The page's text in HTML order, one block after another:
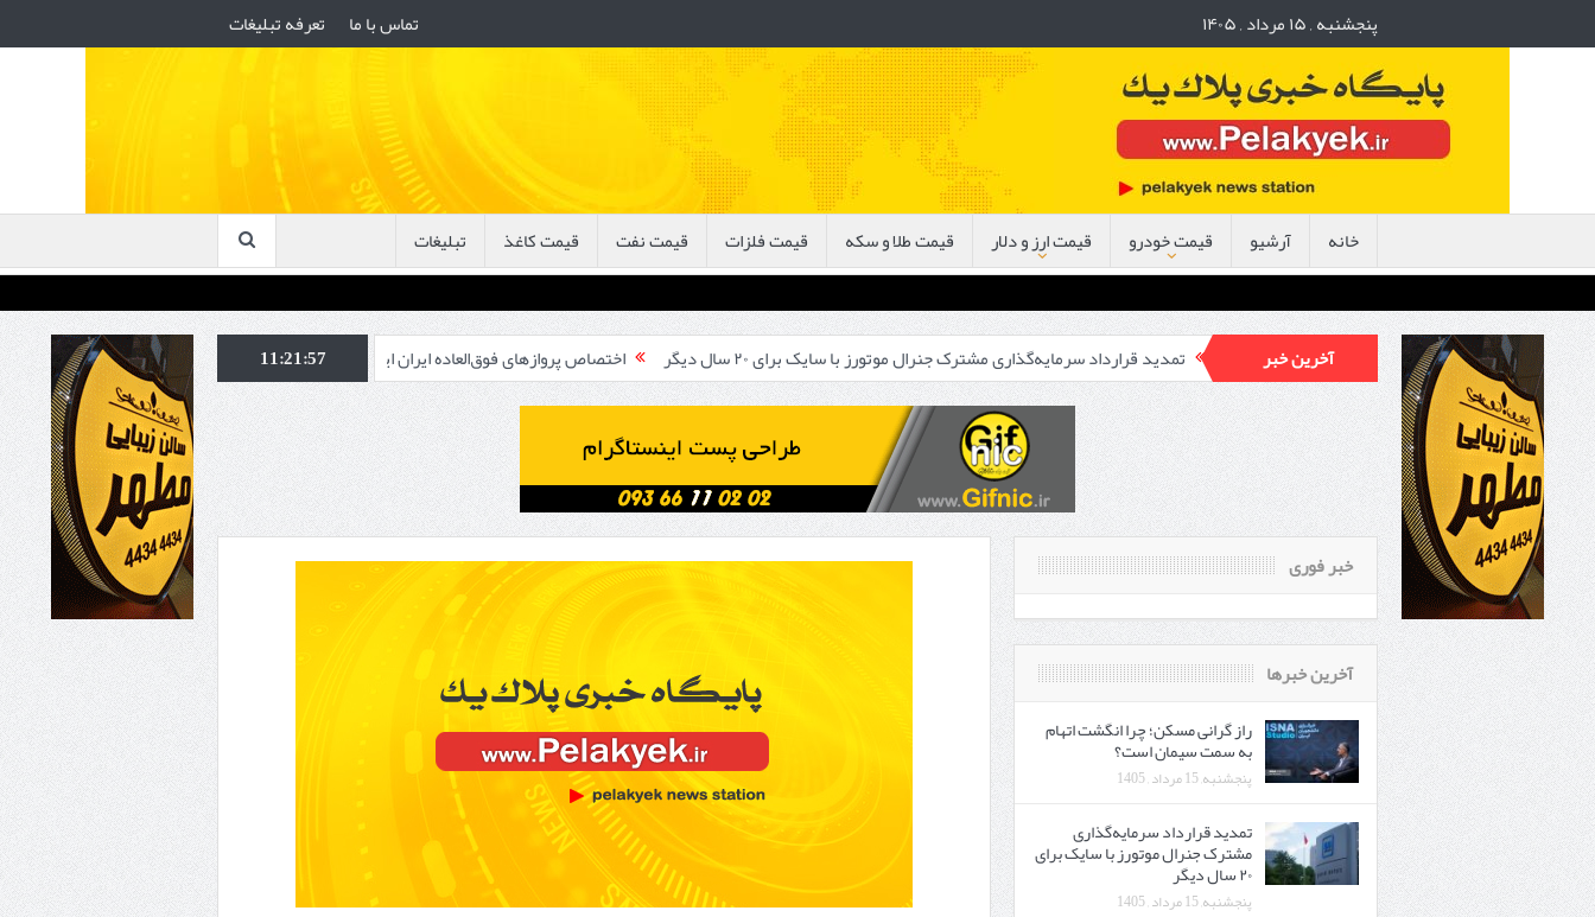
پنجشنبه , ۱۵ مرداد , ۱۴۰۵ تماس با ما تعرفه تبلیغات
خانه آرشیو قیمت خودرو قیمت ارز و دلار قیمت طلا و سکه قیمت فلزات قیمت نفت قیمت کاغذ تبلیغات
آخرین خبرچرا انگشت اتهام به سمت سیمان است؟ تمدید قرارداد سرمایه‌گذاری مشترک جنرال موتورز با سایک برای ۲۰ سال دیگر اختصاص پروازهای فوق‌العاده ایران ایر برای بازگشت زائران اربعین بدقولی لوسید برای عرضه خودروهای 11:21:58
خبر فوری
آخرین خبرها
راز گرانی مسکن؛ چرا انگشت اتهام
به سمت سیمان است؟
پنجشنبه, 15 مرداد , 1405
تمدید قرارداد سرمایه‌گذاری
مشترک جنرال موتورز با سایک برای
۲۰ سال دیگر
پنجشنبه, 15 مرداد , 1405